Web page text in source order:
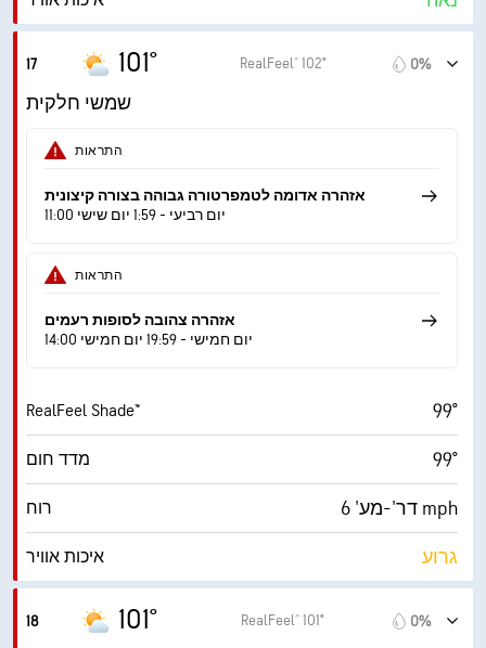
מדד UV מרבי
משב רוח
לחות
נקודת טל 55° F
ראות
17 101° RealFeel® 102° 0%
שמשי חלקית
התראות
אזהרה אדומה לטמפרטורה גבוהה בצורה קיצונית
11:00 יום רביעי - 1:59 יום שישי
התראות
אזהרה צהובה לסופות רעמים
14:00 יום חמישי - 19:59 יום חמישי
RealFeel Shade™ 99°
מדד חום 99°
רוח דר'-מע' 6 mph
איכות אוויר גרוע
מדד UV מרבי
18 101° RealFeel® 101° 0%